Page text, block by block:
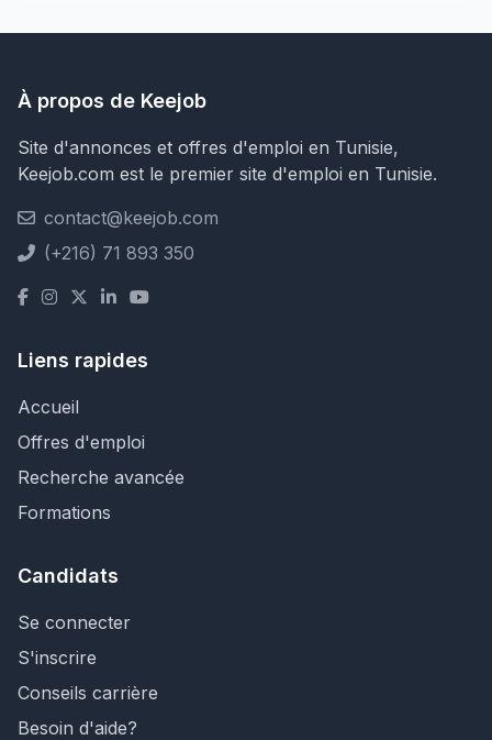
À propos de Keejob
Site d'annonces et offres d'emploi en Tunisie,
Keejob.com est le premier site d'emploi en Tunisie.
contact@keejob.com
(+216) 71 893 350
Liens rapides
Accueil
Offres d'emploi
Recherche avancée
Formations
Candidats
Se connecter
S'inscrire
Conseils carrière
Besoin d'aide?